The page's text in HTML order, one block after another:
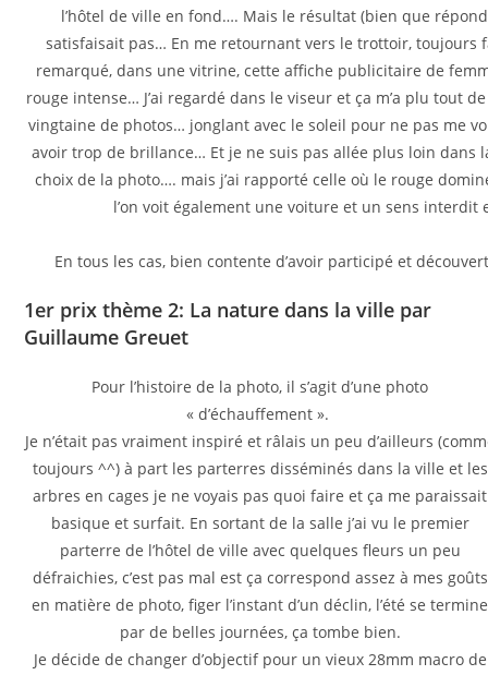
l’hôtel de ville en fond…. Mais le résultat (bien que
satisfaisait pas… En me retournant vers le trottoir, toujours
remarqué, dans une vitrine, cette affiche publicitaire de
rouge intense… J’ai regardé dans le viseur et ça m’a plu tout
vingtaine de photos… jonglant avec le soleil pour ne pas me
avoir trop de brillance… Et je ne suis pas allée plus loin dans
choix de la photo…. mais j’ai rapporté celle où le rouge
l’on voit également une voiture et un sens interdit
En tous les cas, bien contente d’avoir participé et
1er prix thème 2: La nature dans la ville par
Guillaume Greuet
Pour l’histoire de la photo, il s’agit d’une photo
« d’échauffement ».
Je n’était pas vraiment inspiré et râlais un peu d’ailleurs
toujours ^^) à part les parterres disséminés dans la ville et les
arbres en cages je ne voyais pas quoi faire et ça me paraissait
basique et surfait. En sortant de la salle j’ai vu le premier
parterre de l’hôtel de ville avec quelques fleurs un peu
défraichies, c’est pas mal est ça correspond assez à mes goûts
en matière de photo, figer l’instant d’un déclin, l’été se termine
par de belles journées, ça tombe bien.
Je décide de changer d’objectif pour un vieux 28mm macro de